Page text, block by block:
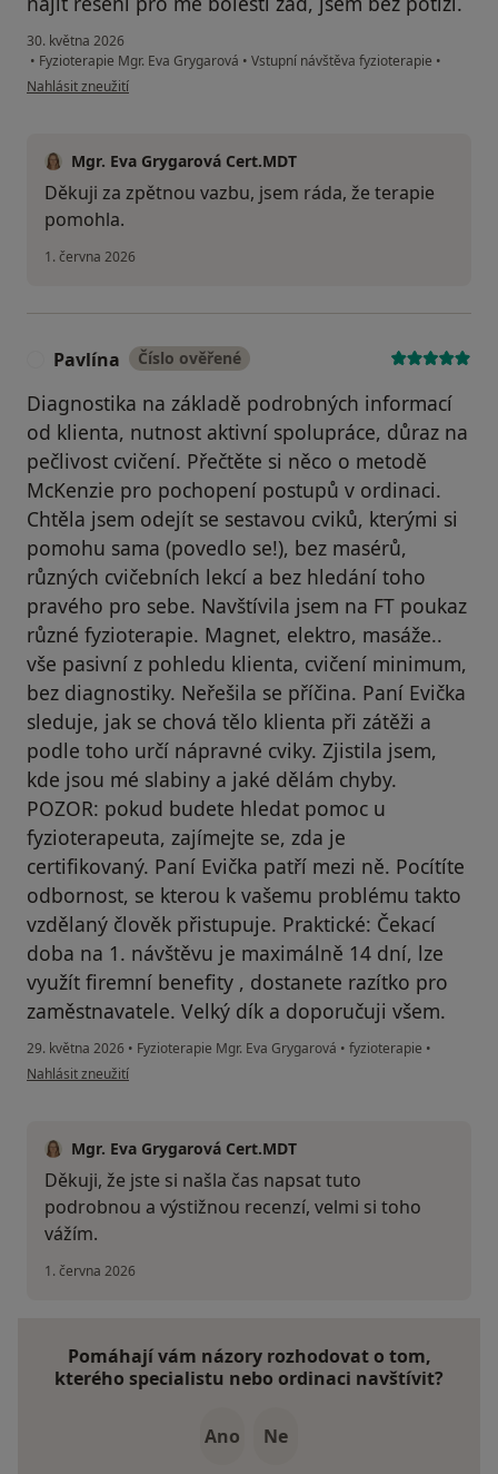
30. května 2026
• Fyzioterapie Mgr. Eva Grygarová • Vstupní návštěva fyzioterapie •
podle názoru uživatele František
Nahlásit zneužití
Mgr. Eva Grygarová Cert.MDT
Děkuji za zpětnou vazbu, jsem ráda, že terapie
pomohla.
1. června 2026
Pavlína Číslo ověřené
Diagnostika na základě podrobných informací
od klienta, nutnost aktivní spolupráce, důraz na
pečlivost cvičení. Přečtěte si něco o metodě
McKenzie pro pochopení postupů v ordinaci.
Chtěla jsem odejít se sestavou cviků, kterými si
pomohu sama (povedlo se!), bez masérů,
různých cvičebních lekcí a bez hledání toho
pravého pro sebe. Navštívila jsem na FT poukaz
různé fyzioterapie. Magnet, elektro, masáže..
vše pasivní z pohledu klienta, cvičení minimum,
bez diagnostiky. Neřešila se příčina. Paní Evička
sleduje, jak se chová tělo klienta při zátěži a
podle toho určí nápravné cviky. Zjistila jsem,
kde jsou mé slabiny a jaké dělám chyby.
POZOR: pokud budete hledat pomoc u
fyzioterapeuta, zajímejte se, zda je
certifikovaný. Paní Evička patří mezi ně. Pocítíte
odbornost, se kterou k vašemu problému takto
vzdělaný člověk přistupuje. Praktické: Čekací
doba na 1. návštěvu je maximálně 14 dní, lze
využít firemní benefity , dostanete razítko pro
zaměstnavatele. Velký dík a doporučuji všem.
29. května 2026 • Fyzioterapie Mgr. Eva Grygarová • fyzioterapie •
podle názoru uživatele Pavlína
Nahlásit zneužití
Mgr. Eva Grygarová Cert.MDT
Děkuji, že jste si našla čas napsat tuto
podrobnou a výstižnou recenzí, velmi si toho
vážím.
1. června 2026
Pomáhají vám názory rozhodovat o tom,
kterého specialistu nebo ordinaci navštívit?
Ano Ne